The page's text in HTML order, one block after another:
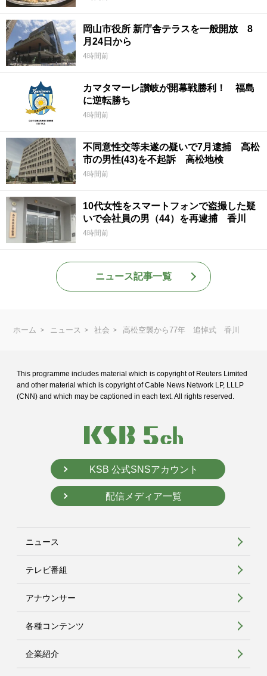
岡山市役所 新庁舎テラスを一般開放 8
月24日から
4時間前
カマタマーレ讃岐が開幕戦勝利！ 福島
に逆転勝ち
4時間前
不同意性交等未遂の疑いで7月逮捕 高松
市の男性(43)を不起訴 高松地検
4時間前
10代女性をスマートフォンで盗撮した疑
いで会社員の男（44）を再逮捕 香川
4時間前
ニュース記事一覧
ホーム ニュース 社会 高松空襲から77年 追悼式 香川
This programme includes material which is copyright of Reuters Limited
and other material which is copyright of Cable News Network LP, LLLP
(CNN) and which may be captioned in each text. All rights reserved.
KSB 公式SNSアカウント
配信メディア一覧
ニュース
テレビ番組
アナウンサー
各種コンテンツ
企業紹介